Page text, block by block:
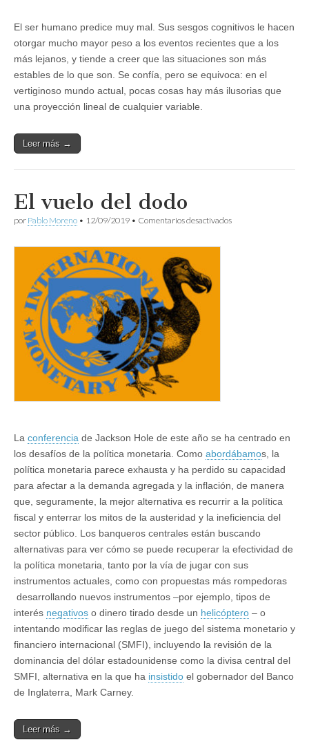
El ser humano predice muy mal. Sus sesgos cognitivos le hacen
otorgar mucho mayor peso a los eventos recientes que a los
más lejanos, y tiende a creer que las situaciones son más
estables de lo que son. Se confía, pero se equivoca: en el
vertiginoso mundo actual, pocas cosas hay más ilusorias que
una proyección lineal de cualquier variable.
Leer más →
El vuelo del dodo
por Pablo Moreno • 12/09/2019 • Comentarios desactivadosen
La conferencia de Jackson Hole de este año se ha centrado en
los desafíos de la política monetaria. Como abordábamos, la
política monetaria parece exhausta y ha perdido su capacidad
para afectar a la demanda agregada y la inflación, de manera
que, seguramente, la mejor alternativa es recurrir a la política
fiscal y enterrar los mitos de la austeridad y la ineficiencia del
sector público. Los banqueros centrales están buscando
alternativas para ver cómo se puede recuperar la efectividad de
la política monetaria, tanto por la vía de jugar con sus
instrumentos actuales, como con propuestas más rompedoras
desarrollando nuevos instrumentos ‒por ejemplo, tipos de
interés negativos o dinero tirado desde un helicóptero ‒ o
intentando modificar las reglas de juego del sistema monetario y
financiero internacional (SMFI), incluyendo la revisión de la
dominancia del dólar estadounidense como la divisa central del
SMFI, alternativa en la que ha insistido el gobernador del Banco
de Inglaterra, Mark Carney.
Leer más →